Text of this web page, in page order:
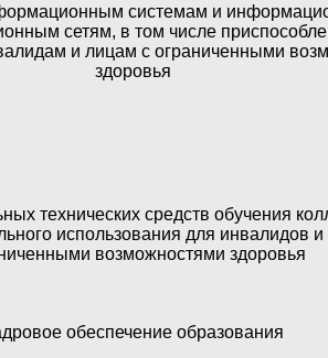
системам и
сетям, в том числе
и лицам с ограниченными
здоровья
технических средств обучения
использования для инвалидов и
возможностями здоровья
обеспечение образования